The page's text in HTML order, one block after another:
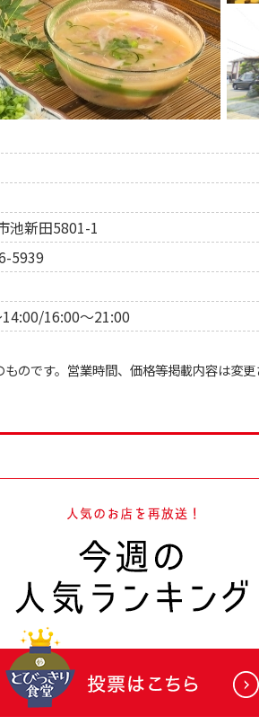
池新田5801-1
5939
16:00～21:00
のです。営業時間、価格等掲載内容は変更